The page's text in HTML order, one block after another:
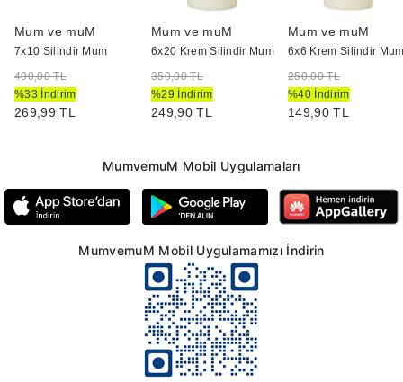
Mum ve muM
7x10 Silindir Mum
400,00 TL
%33 İndirim
269,99 TL
Mum ve muM
6x20 Krem Silindir Mum
350,00 TL
%29 İndirim
249,90 TL
Mum ve muM
6x6 Krem Silindir
250,00 TL
%40 İndirim
149,90 TL
MumvemuM Mobil Uygulamaları
MumvemuM Mobil Uygulamamızı İndirin